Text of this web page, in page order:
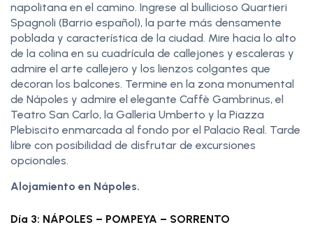
napolitana en el camino. Ingrese al bullicioso Quartieri
Spagnoli (Barrio español), la parte más densamente
poblada y característica de la ciudad. Mire hacia lo alto
de la colina en su cuadrícula de callejones y escaleras y
admire el arte callejero y los lienzos colgantes que
decoran los balcones. Termine en la zona monumental
de Nápoles y admire el elegante Caffè Gambrinus, el
Teatro San Carlo, la Galleria Umberto y la Piazza
Plebiscito enmarcada al fondo por el Palacio Real. Tarde
libre con posibilidad de disfrutar de excursiones
opcionales.
Alojamiento en Nápoles.
Día 3: NÁPOLES – POMPEYA – SORRENTO